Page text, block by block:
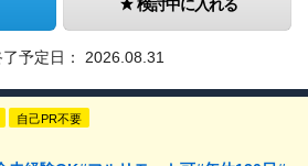
検討中に入れる
予定日： 2026.08.31
自己PR不要